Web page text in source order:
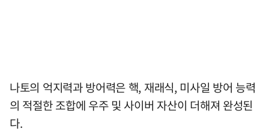
나토의 억지력과 방어력은 핵, 재래식, 미사일 방어 능력
의 적절한 조합에 우주 및 사이버 자산이 더해져 완성된
다.